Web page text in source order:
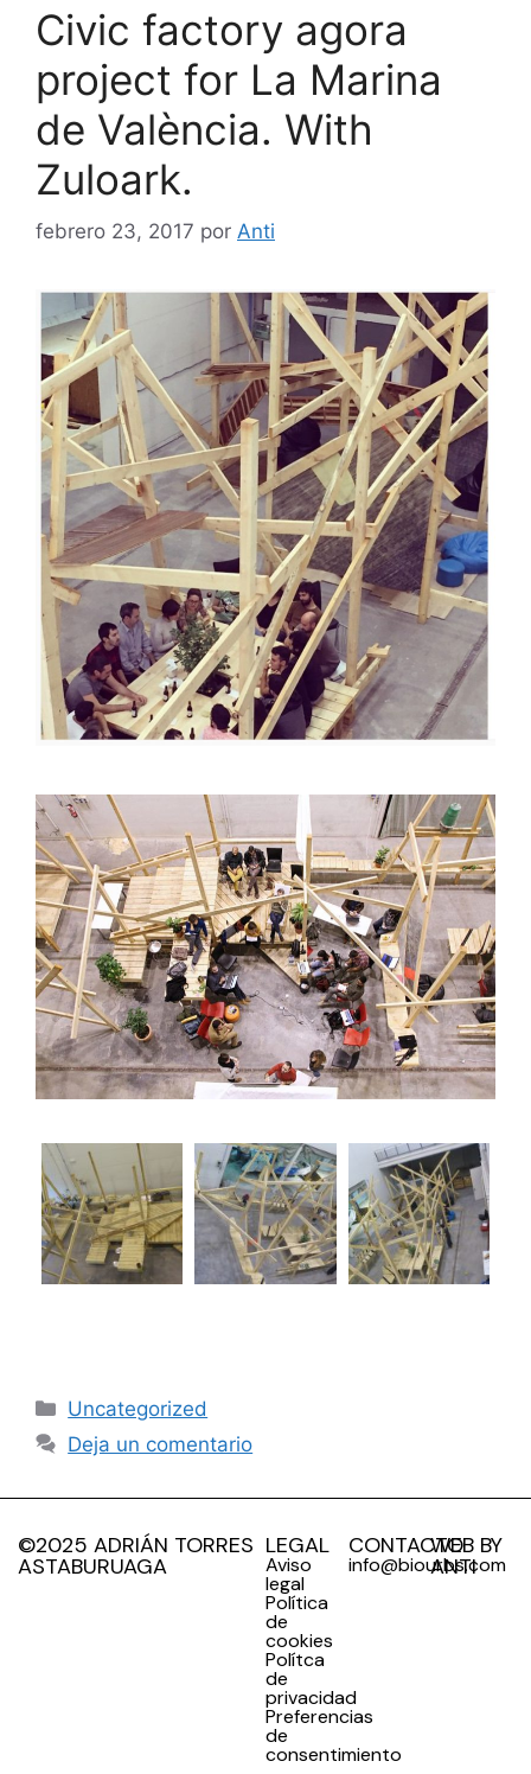
Civic factory agora
project for La Marina
de València. With
Zuloark.
febrero 23, 2017 por Anti
Uncategorized
Deja un comentario
©2025 ADRIÁN TORRES
ASTABURUAGA
LEGAL
Aviso
legal
Política
de
cookies
Polítca
de
privacidad
Preferencias
de
consentimiento
CONTACTO
info@biourbs.com
WEB BY
ANTI